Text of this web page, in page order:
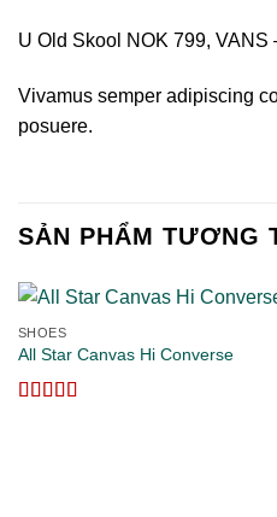
U Old Skool NOK 799, VANS
Vivamus semper adipiscing
posuere.
SẢN PHẨM TƯƠNG
SHOES
All Star Canvas Hi Converse